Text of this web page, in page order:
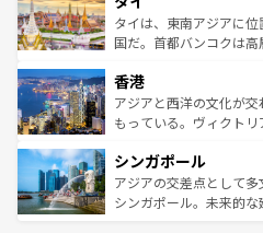
わって
覧を参照してほしい。
ーチミン市のフランス
醸し出している。また
とつ。フォーやバインミ
ひ現地で味わいたい。
が旅行者を迎えてくれ
参照してほしい。
タイは、東南アジアに
国だ。首都バンコクは
の活気が交差している。
帯で自然と触れ合い、
いビーチでリゾート気
激する。気候は一年中温
が待っている。親しみ
た文化、そして多様な
香港
アジアと西洋の文化が
もっている。ヴィクト
み、どこを訪れても感動
ており、効率よく見ど
うな絶景から文化的な
シンガポール
アジアの交差点として
シンガポール。未来的